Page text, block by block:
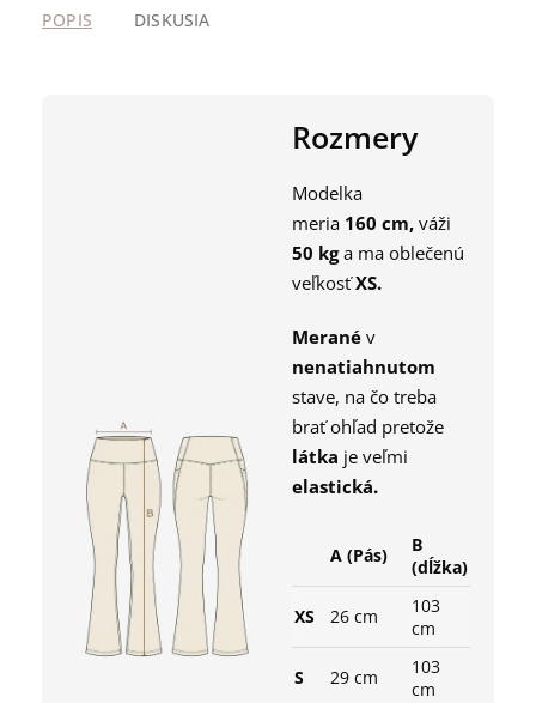
POPIS DISKUSIA
Rozmery
Modelka
meria 160 cm, váži
50 kga ma oblečenú
veľkosťXS.
Merané v
nenatiahnutom
stave, na čo treba
brať ohľad pretože
látka je veľmi
elastická.
A (Pás)
B
(dĺžka)
XS 26 cm
103
cm
S 29 cm
103
cm